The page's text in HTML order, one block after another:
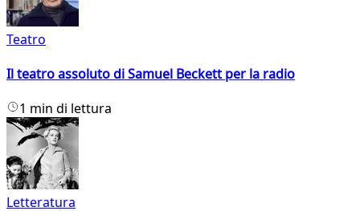
Teatro
Il teatro assoluto di Samuel Beckett per la radio
1 min di lettura
Letteratura